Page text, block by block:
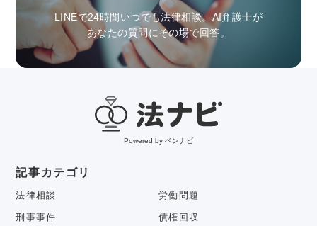
LINEで24時間いつでも法律相談。AI弁護士が
あなたの質問にその場で回答。
Powered by ベンナビ
記事カテゴリ
法律相談 労働問題
刑事事件 債権回収